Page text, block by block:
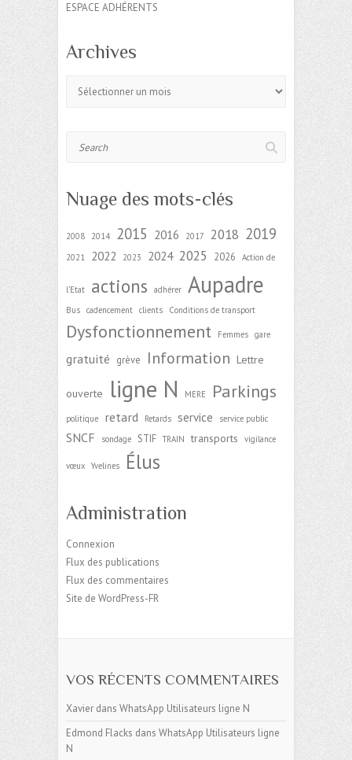
ESPACE ADHÉRENTS
Archives
Nuage des mots-clés
2008 2014 2015 2016 2017 2018 2019
2021 2022 2023 2024 2025 2026 Action de
l'Etat actions adhérer Aupadre
Bus cadencement clients Conditions de transport
Dysfonctionnement Femmes gare
gratuité grève Information Lettre
ouverte ligne N MERE Parkings
politique retard Retards service service public
SNCF sondage STIF TRAIN transports vigilance
vœux Yvelines Élus
Administration
Connexion
Flux des publications
Flux des commentaires
Site de WordPress-FR
VOS RÉCENTS COMMENTAIRES
Xavier dans WhatsApp Utilisateurs ligne N
Edmond Flacks dans WhatsApp Utilisateurs ligne
N